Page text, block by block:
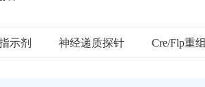
示剂 神经递质探针 Cre/Flp重